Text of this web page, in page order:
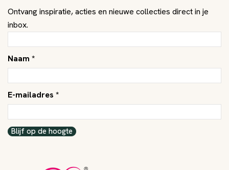
Ontvang inspiratie, acties en nieuwe collecties direct in je
inbox.
Naam *
E-mailadres *
Blijf op de hoogte